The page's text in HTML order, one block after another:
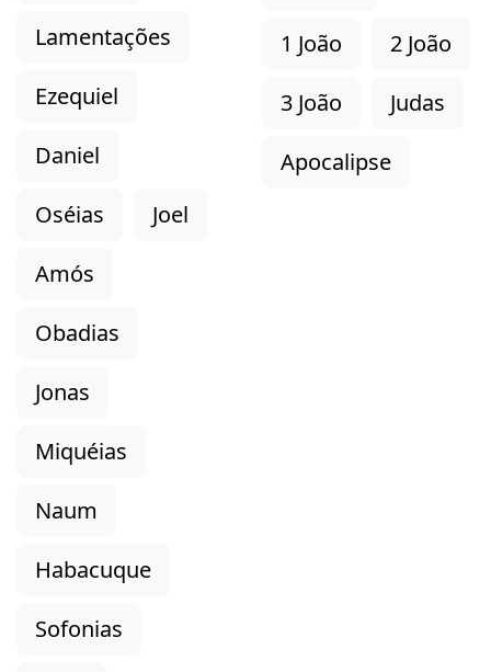
Lamentações
Ezequiel
Daniel
Oséias
Joel
Amós
Obadias
Jonas
Miquéias
Naum
Habacuque
Sofonias
1 João
2 João
3 João
Judas
Apocalipse